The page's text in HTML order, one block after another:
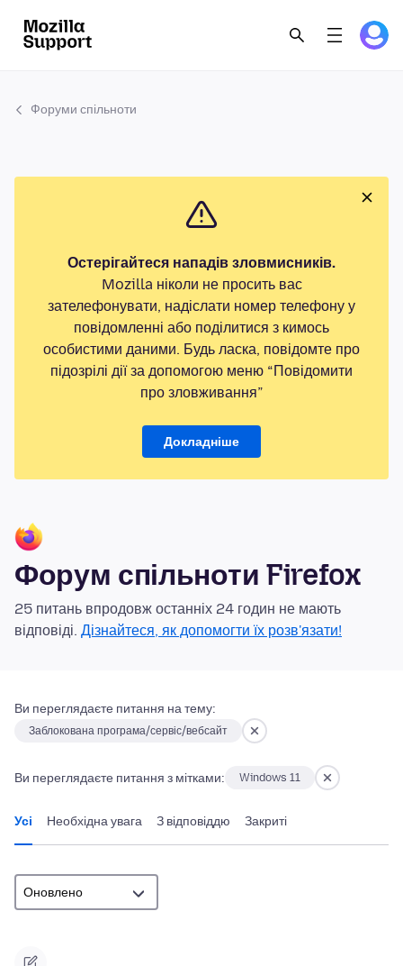
Форуми спільноти
Остерігайтеся нападів зловмисників.
Mozilla ніколи не просить вас
зателефонувати, надіслати номер телефону у
повідомленні або поділитися з кимось
особистими даними. Будь ласка, повідомте про
підозрілі дії за допомогою меню “Повідомити
про зловживання”
Докладніше
Форум спільноти Firefox
25 питань впродовж останніх 24 годин не мають
відповіді. Дізнайтеся, як допомогти їх розв'язати!
Ви переглядаєте питання на тему:
Заблокована програма/сервіс/вебсайт
Ви переглядаєте питання з мітками: Windows 11
Усі Необхідна увага З відповіддю Закриті